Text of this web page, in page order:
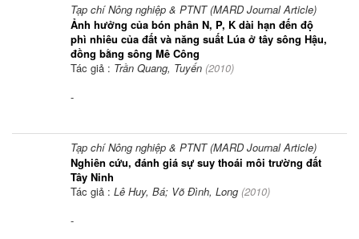
Tạp chí Nông nghiệp & PTNT (MARD Journal Article)
Ảnh hưởng của bón phân N, P, K dài hạn đến độ
phì nhiêu của đất và năng suất Lúa ở tây sông Hậu,
đồng bằng sông Mê Công
Tác giả : Trần Quang, Tuyến (2010)
-
Tạp chí Nông nghiệp & PTNT (MARD Journal Article)
Nghiên cứu, đánh giá sự suy thoái môi trường đất
Tây Ninh
Tác giả : Lê Huy, Bá; Võ Đình, Long (2010)
-